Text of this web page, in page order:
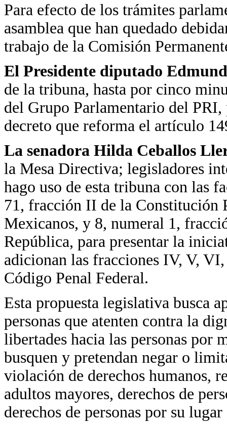
Para efecto de los trámites
asamblea que han quedado
trabajo de la Comisión
El Presidente diputado
de la tribuna, hasta por cinco
del Grupo Parlamentario del
decreto que reforma el artículo
La senadora Hilda Ceballos
la Mesa Directiva; legisladores
hago uso de esta tribuna con las
71, fracción II de la Constitución
Mexicanos, y 8, numeral 1,
República, para presentar la
adicionan las fracciones IV, V,
Código Penal Federal.
Esta propuesta legislativa busca
personas que atenten contra la
libertades hacia las personas por
busquen y pretendan negar o
violación de derechos humanos,
adultos mayores, derechos de
derechos de personas por su